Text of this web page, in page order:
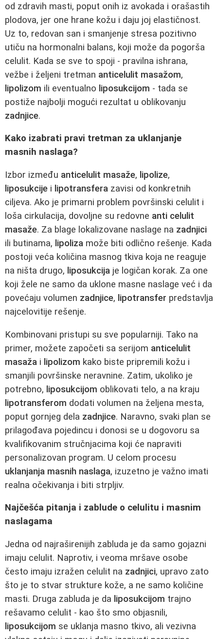
od zdravih masti, poput onih iz avokada i orašastih
plodova, jer one hrane kožu i daju joj elastičnost.
Uz to, redovan san i smanjenje stresa pozitivno
utiču na hormonalni balans, koji može da pogorša
celulit. Kada se sve to spoji - pravilna ishrana,
vežbe i željeni tretman anticelulit masažom,
lipolizom ili eventualno liposukcijom - tada se
postiže najbolji mogući rezultat u oblikovanju
zadnjice.
Kako izabrati pravi tretman za uklanjanje
masnih naslaga?
Izbor između anticelulit masaže, lipolize,
liposukcije i lipotransfera zavisi od konkretnih
ciljeva. Ako je primarni problem površinski celulit i
loša cirkulacija, dovoljne su redovne anti celulit
masaže. Za blage lokalizovane naslage na zadnjici
ili butinama, lipoliza može biti odlično rešenje. Kada
postoji veća količina masnog tkiva koja ne reaguje
na ništa drugo, liposukcija je logičan korak. Za one
koji žele ne samo da uklone masne naslage već i da
povećaju volumen zadnjice, lipotransfer predstavlja
najcelovitije rešenje.
Kombinovani pristupi su sve popularniji. Tako na
primer, možete započeti sa serijom anticelulit
masaža i lipolizom kako biste pripremili kožu i
smanjili površinske neravnine. Zatim, ukoliko je
potrebno, liposukcijom oblikovati telo, a na kraju
lipotransferom dodati volumen na željena mesta,
poput gornjeg dela zadnjice. Naravno, svaki plan se
prilagođava pojedincu i donosi se u dogovoru sa
kvalifikovanim stručnjacima koji će napraviti
personalizovan program. U celom procesu
uklanjanja masnih naslaga, izuzetno je važno imati
realna očekivanja i biti strpljiv.
Najčešća pitanja i zablude o celulitu i masnim
naslagama
Jedna od najraširenijih zabluda je da samo gojazni
imaju celulit. Naprotiv, i veoma mršave osobe
često imaju izražen celulit na zadnjici, upravo zato
što je to stvar strukture kože, a ne samo količine
masti. Druga zabluda je da liposukcijom trajno
rešavamo celulit - kao što smo objasnili,
liposukcijom se uklanja masno tkivo, ali vezivna